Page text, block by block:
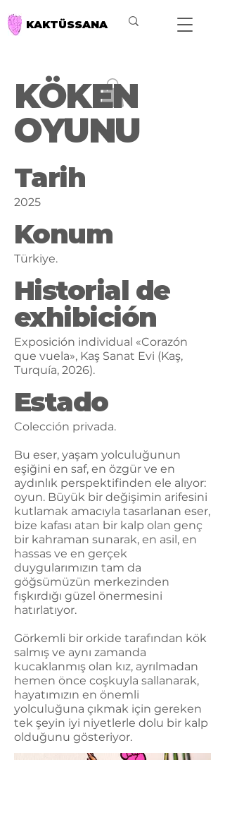
KAKTÜSSANA
KÖKEN
OYUNU
Tarih
2025
Konum
Türkiye.
Historial de
exhibición
Exposición individual «Corazón
que vuela», Kaş Sanat Evi (Kaş,
Turquía, 2026).
Estado
Colección privada.
Bu eser, yaşam yolculuğunun
eşiğini en saf, en özgür ve en
aydınlık perspektifinden ele alıyor:
oyun. Büyük bir değişimin arifesini
kutlamak amacıyla tasarlanan eser,
bize kafası atan bir kalp olan genç
bir kahraman sunarak, en asil, en
hassas ve en gerçek
duygularımızın tam da
göğsümüzün merkezinden
fışkırdığı güzel önermesini
hatırlatıyor.
Görkemli bir orkide tarafından kök
salmış ve aynı zamanda
kucaklanmış olan kız, ayrılmadan
hemen önce coşkuyla sallanarak,
hayatımızın en önemli
yolculuğuna çıkmak için gereken
tek şeyin iyi niyetlerle dolu bir kalp
olduğunu gösteriyor.